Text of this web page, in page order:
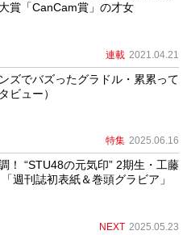
賞「CanCam賞」の才女
連載 2021.04.21
ズでバズったグラドル・累累って
ビュー）
特集 2025.06.16
！ “STU48の元気印” 2期生・工藤
週刊誌初表紙＆巻頭グラビア」
NEXT 2025.05.23